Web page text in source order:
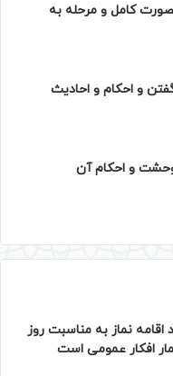
کامل و مرحله به
و احکام و احادیث
وحشت و احکام آن
اقامه نماز به مناسبت روز
افکار عمومی است